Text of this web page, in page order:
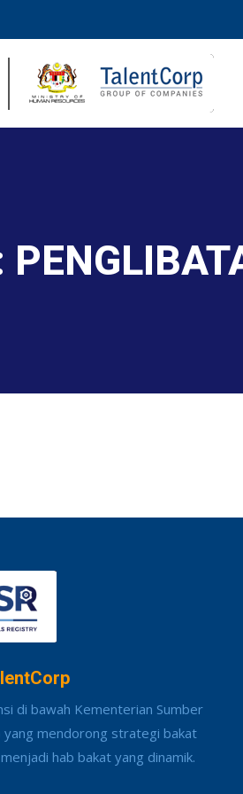
di bawah Kementerian Sumber
yang mendorong strategi bakat
hab bakat yang dinamik.